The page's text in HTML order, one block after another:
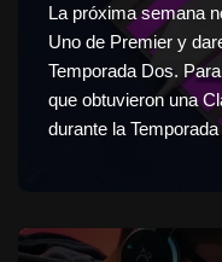
La próxima semana
Uno de Premier y
Temporada Dos.
que obtuvieron una
durante la